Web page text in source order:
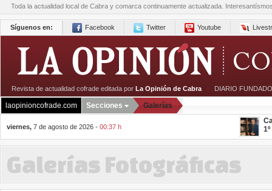
Toda la actualidad local de Cabra y comarca continuamente actualizada.
Síguenos en: Facebook Twitter Youtube
Revista de actualidad cofrade editada por La Opinión de Cabra | DIARIO
laopinioncofrade.com Secciones Galerías
viernes, 7 de agosto de 2026 - 00:37 h
Galerías Fotográficas